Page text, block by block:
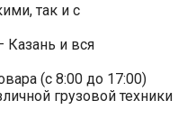
так и с
Казань и вся
(с 8:00 до 17:00)
грузовой техники